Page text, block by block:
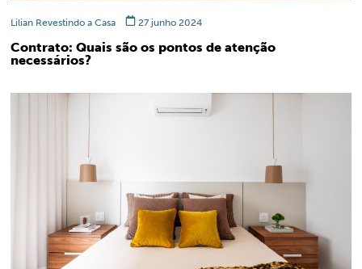
Lilian Revestindo a Casa 27 junho 2024
Contrato: Quais são os pontos de atenção
necessários?